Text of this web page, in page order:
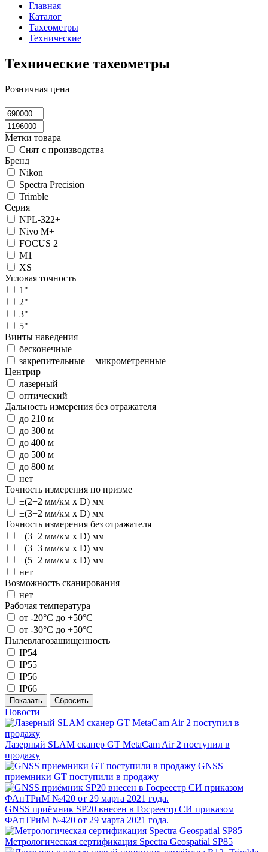
Главная
Каталог
Тахеометры
Технические
Технические тахеометры
Розничная цена
Метки товара
Снят с производства
Бренд
Nikon
Spectra Precision
Trimble
Серия
NPL-322+
Nivo M+
FOCUS 2
M1
XS
Угловая точность
1"
2"
3"
5"
Винты наведения
бесконечные
закрепительные + микрометренные
Центрир
лазерный
оптический
Дальность измерения без отражателя
до 210 м
до 300 м
до 400 м
до 500 м
до 800 м
нет
Точность измерения по призме
±(2+2 мм/км х D) мм
±(3+2 мм/км х D) мм
Точность измерения без отражателя
±(3+2 мм/км х D) мм
±(3+3 мм/км х D) мм
±(5+2 мм/км х D) мм
нет
Возможность сканирования
нет
Рабочая температура
от -20°С до +50°С
от -30°С до +50°С
Пылевлагозащищенность
IP54
IP55
IP56
IP66
Новости
Лазерный SLAM сканер GT MetaCam Air 2 поступил в
продажу
GNSS
приемники GT поступили в продажу
GNSS приёмник SP20 внесен в Госреестр СИ приказом
ФАпТРиМ №420 от 29 марта 2021 года.
Метрологическая сертификация Spectra Geospatial SP85